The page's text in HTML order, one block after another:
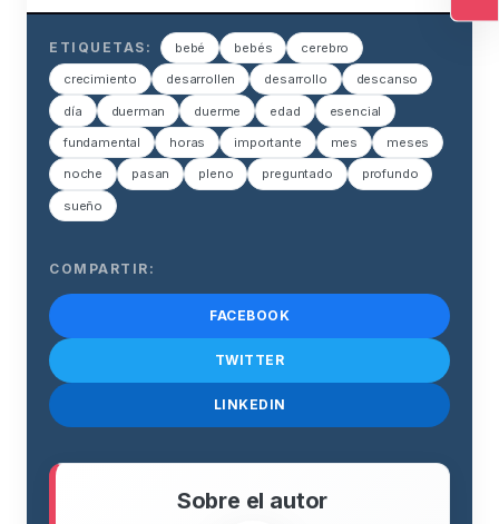
ETIQUETAS: bebé bebés cerebro
crecimiento desarrollen desarrollo descanso
día duerman duerme edad esencial
fundamental horas importante mes meses
noche pasan pleno preguntado profundo
sueño
COMPARTIR:
FACEBOOK
TWITTER
LINKEDIN
Sobre el autor